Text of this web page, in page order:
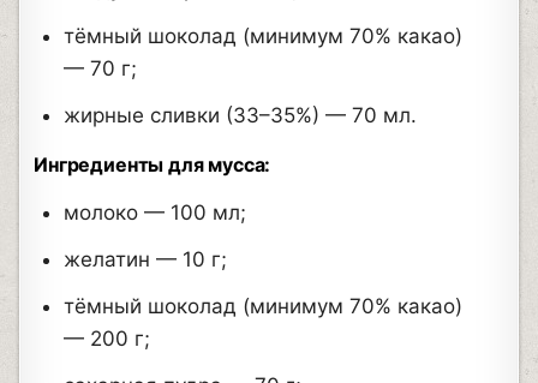
тёмный шоколад (минимум 70% какао)
— 70 г;
жирные сливки (33–35%) — 70 мл.
Ингредиенты для мусса:
молоко — 100 мл;
желатин — 10 г;
тёмный шоколад (минимум 70% какао)
— 200 г;